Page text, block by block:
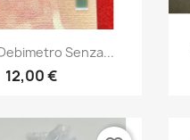
AnteprimaSenza...
12,00 €